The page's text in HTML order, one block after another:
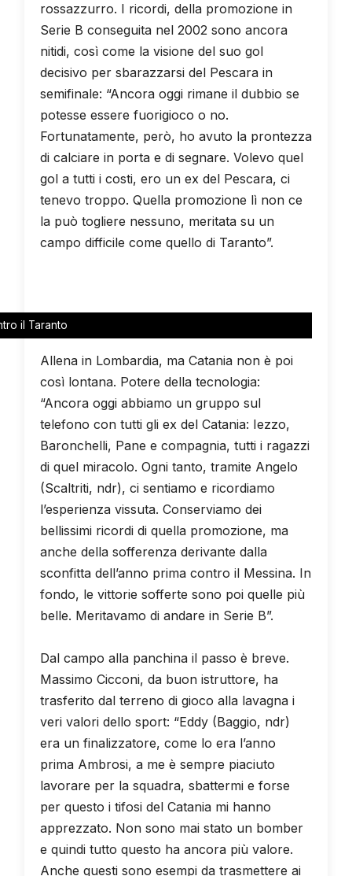
rossazzurro. I ricordi, della promozione in
Serie B conseguita nel 2002 sono ancora
nitidi, così come la visione del suo gol
decisivo per sbarazzarsi del Pescara in
semifinale: “Ancora oggi rimane il dubbio se
potesse essere fuorigioco o no.
Fortunatamente, però, ho avuto la prontezza
di calciare in porta e di segnare. Volevo quel
gol a tutti i costi, ero un ex del Pescara, ci
tenevo troppo. Quella promozione lì non ce
la può togliere nessuno, meritata su un
campo difficile come quello di Taranto”.
il Taranto
Allena in Lombardia, ma Catania non è poi
così lontana. Potere della tecnologia:
“Ancora oggi abbiamo un gruppo sul
telefono con tutti gli ex del Catania: Iezzo,
Baronchelli, Pane e compagnia, tutti i ragazzi
di quel miracolo. Ogni tanto, tramite Angelo
(Scaltriti, ndr), ci sentiamo e ricordiamo
l’esperienza vissuta. Conserviamo dei
bellissimi ricordi di quella promozione, ma
anche della sofferenza derivante dalla
sconfitta dell’anno prima contro il Messina. In
fondo, le vittorie sofferte sono poi quelle più
belle. Meritavamo di andare in Serie B”.
Dal campo alla panchina il passo è breve.
Massimo Cicconi, da buon istruttore, ha
trasferito dal terreno di gioco alla lavagna i
veri valori dello sport: “Eddy (Baggio, ndr)
era un finalizzatore, come lo era l’anno
prima Ambrosi, a me è sempre piaciuto
lavorare per la squadra, sbattermi e forse
per questo i tifosi del Catania mi hanno
apprezzato. Non sono mai stato un bomber
e quindi tutto questo ha ancora più valore.
Anche questi sono esempi da trasmettere ai